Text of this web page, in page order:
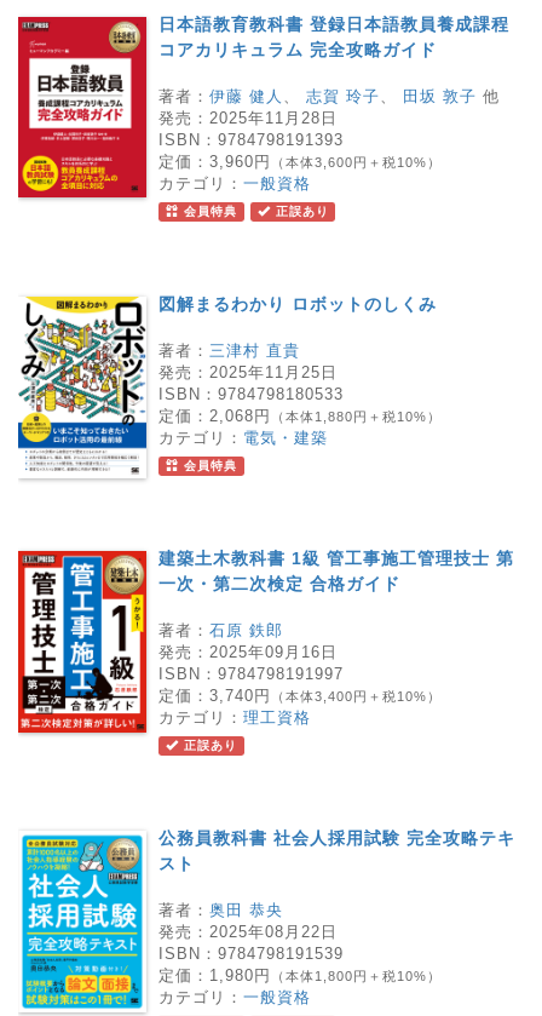
日本語教育教科書 登録日本語教員養成課程
コアカリキュラム 完全攻略ガイド
著者： 伊藤 健人 志賀 玲子 田坂 敦子 他
発売： 2025年11月28日
ISBN： 9784798191393
定価： 3,960円 （本体3,600円＋税10%）
カテゴリ： 一般資格
会員特典 正誤あり
図解まるわかり ロボットのしくみ
著者： 三津村 直貴
発売： 2025年11月25日
ISBN： 9784798180533
定価： 2,068円 （本体1,880円＋税10%）
カテゴリ： 電気・建築
会員特典
建築土木教科書 1級 管工事施工管理技士 第
一次・第二次検定 合格ガイド
著者： 石原 鉄郎
発売： 2025年09月16日
ISBN： 9784798191997
定価： 3,740円 （本体3,400円＋税10%）
カテゴリ： 理工資格
正誤あり
公務員教科書 社会人採用試験 完全攻略テキ
スト
著者： 奥田 恭央
発売： 2025年08月22日
ISBN： 9784798191539
定価： 1,980円 （本体1,800円＋税10%）
カテゴリ： 一般資格